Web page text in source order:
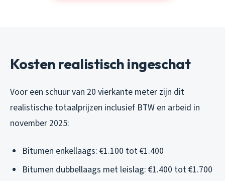
Kosten realistisch ingeschat
Voor een schuur van 20 vierkante meter zijn dit
realistische totaalprijzen inclusief BTW en arbeid in
november 2025:
Bitumen enkellaags: €1.100 tot €1.400
Bitumen dubbellaags met leislag: €1.400 tot €1.700